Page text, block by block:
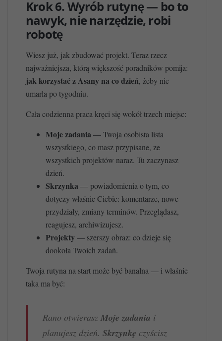
Krok 6. Wyrób rutynę — bo to
nawyk, nie narzędzie, robi
robotę
Wiesz już, jak zbudować projekt. Teraz rzecz
najważniejsza, którą większość poradników pomija:
jak korzystać z Asany na co dzień, żeby nie
umarła po tygodniu.
Cała codzienna praca kręci się wokół trzech miejsc:
Moje zadania— Twoja osobista lista
wszystkiego, co masz przypisane, ze
wszystkich projektów naraz. Tu zaczynasz
dzień.
Skrzynka— powiadomienia o tym, co
dotyczy właśnie Ciebie: komentarze, nowe
przydziały, zmiany terminów. Przeglądasz,
reagujesz, archiwizujesz.
Projekty— szerszy obraz: co dzieje się
dookoła Twoich zadań.
Twoja rutyna na start może być banalna — i właśnie
taka ma być:
Rano otwierasz Moje zadania i
planujesz dzień. Skrzynkę czyścisz